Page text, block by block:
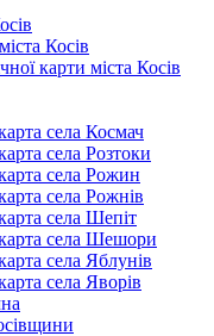
Косів
карти міста Косів
села Космач
села Розтоки
села Рожин
села Рожнів
села Шепіт
села Шешори
села Яблунів
села Яворів